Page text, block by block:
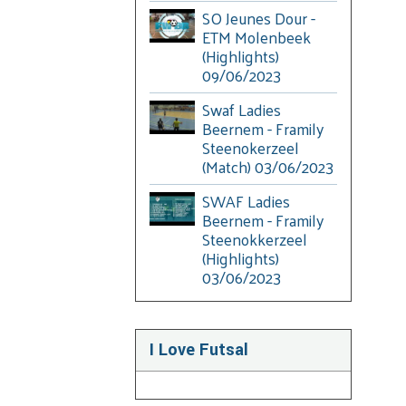
SO Jeunes Dour -
ETM Molenbeek
(Highlights)
09/06/2023
Swaf Ladies
Beernem - Framily
Steenokerzeel
(Match) 03/06/2023
SWAF Ladies
Beernem - Framily
Steenokkerzeel
(Highlights)
03/06/2023
I Love Futsal